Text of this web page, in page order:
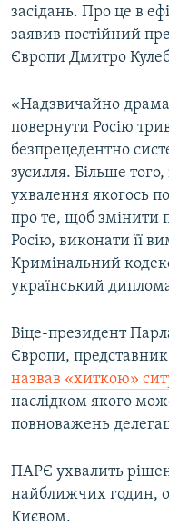
ДОЛУЧАЙСЯ!
Усі сайти RFE/RL
засідань. Про це в
заявив постійний
Європи Дмитро
«Надзвичайно
повернути Росію
безпрецедентно
зусилля. Більше
ухвалення якогось
про те, щоб змінити
Росію, виконати її
Кримінальний
український
Віце-президент
Європи,
назвав «хиткою»
наслідком якого
повноважень
ПАРЄ ухвалить
найближчих годин,
Києвом.